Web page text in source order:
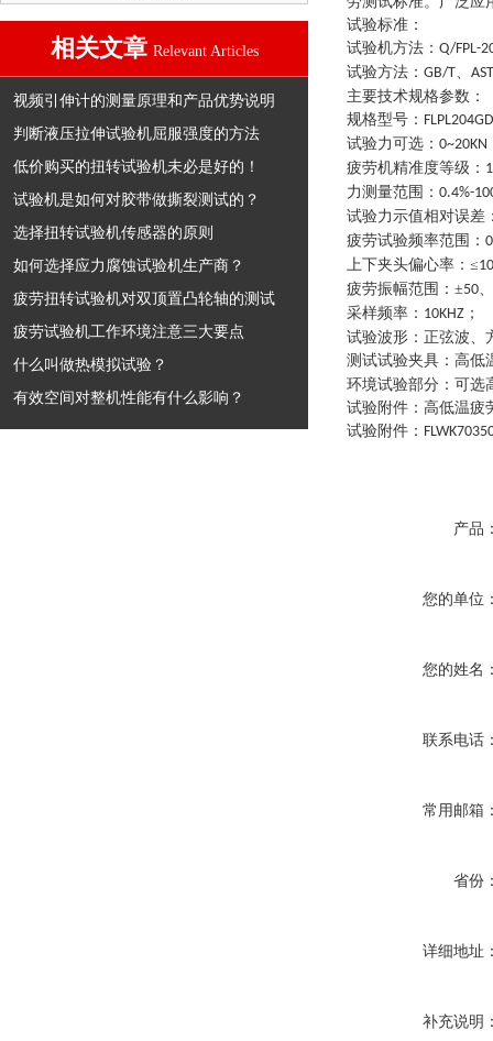
相关文章 Relevant Articles
视频引伸计的测量原理和产品优势说明
判断液压拉伸试验机屈服强度的方法
低价购买的扭转试验机未必是好的！
试验机是如何对胶带做撕裂测试的？
选择扭转试验机传感器的原则
如何选择应力腐蚀试验机生产商？
疲劳扭转试验机对双顶置凸轮轴的测试
疲劳试验机工作环境注意三大要点
什么叫做热模拟试验？
有效空间对整机性能有什么影响？
试验标准：
试验机方法 ： Q/FPL-
试验方法 ： GB/T、
主要技术规格参数 ：
规格型号 ： FLPL204GD
试验力可选 ： 0~20KN
疲劳机精准度等级 ： 1
力测量范围 ： 0.4%-
试验力示值相对误差
疲劳试验频率范围 ：
上下夹头偏心率 ： ≤10
疲劳振幅范围 ： ±50
采样频率 ： 10KHZ ；
试验波形 ： 正弦波、
测试试验夹具 ： 高低
环境试验部分 ： 可选
试验附件 ： 高低温疲
试验附件 ：
产品
您的单位
您的姓名
联系电话
常用邮箱
省份
详细地址
补充说明